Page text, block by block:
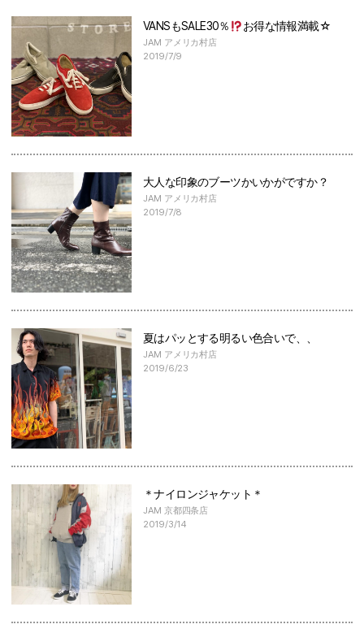
VANSもSALE30％ お得な情報満載☆
JAM アメリカ村店
2019/7/9
大人な印象のブーツかいかがですか？
JAM アメリカ村店
2019/7/8
夏はパッとする明るい色合いで、、
JAM アメリカ村店
2019/6/23
＊ナイロンジャケット＊
JAM 京都四条店
2019/3/14